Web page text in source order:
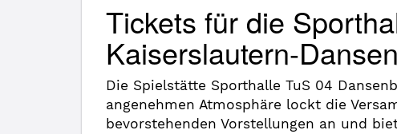
Tickets für die
Kaiserslautern-
Die Spielstätte Sporthalle TuS 04
angenehmen Atmosphäre lockt die
bevorstehenden Vorstellungen an und